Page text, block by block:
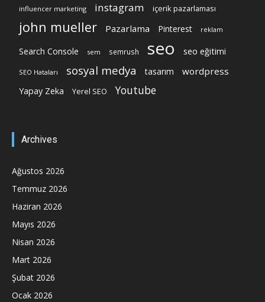
influencer marketing instagram içerik pazarlaması
john mueller Pazarlama Pinterest reklam
Search Console sem semrush seo seo eğitimi
SEO Hataları sosyal medya tasarım wordpress
Yapay Zeka Yerel SEO Youtube
Archives
Ağustos 2026
Temmuz 2026
Haziran 2026
Mayıs 2026
Nisan 2026
Mart 2026
Şubat 2026
Ocak 2026